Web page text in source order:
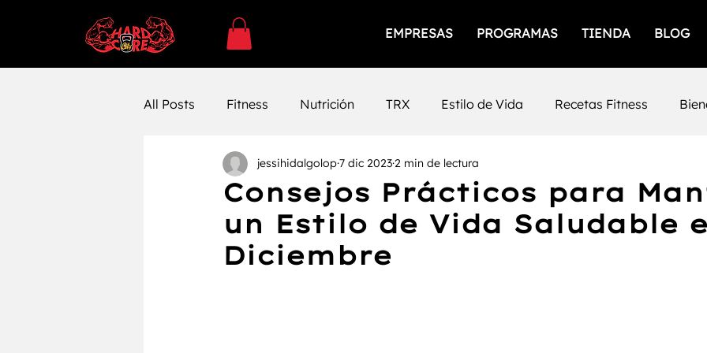
EMPRESAS PROGRAMAS TIENDA BLOG
All Posts Fitness Nutrición TRX Estilo de Vida Recetas Fitness
SUPLEMENTACÓN Ejercicios Empresas Saludables
Entrenamiento Entrenamiento Femenino Salud gimnasios San Luis
Consejos Prácticos para
un Estilo de Vida Saludable
Diciembre
jessihidalgolop7 dic 20232 min de lectura